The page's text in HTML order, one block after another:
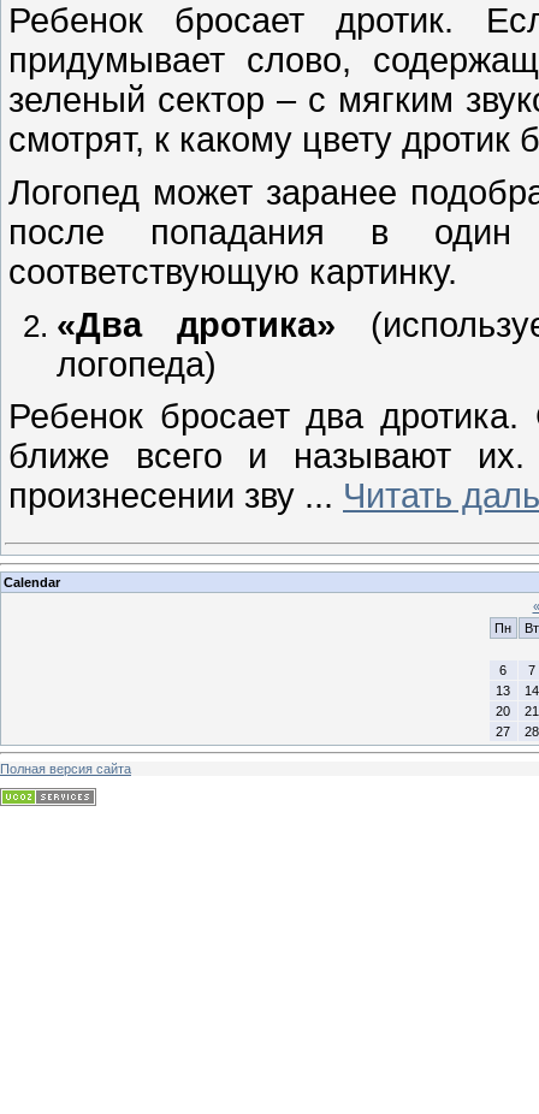
Ребенок бросает дротик.
придумывает слово,
зеленый сектор – с мягким
смотрят, к какому цвету
Логопед может заранее
после попадания в один
соответствующую картинку.
«Два дротика»
логопеда)
Ребенок бросает два
ближе всего и называют
произнесении зву ... Читать
Calendar
«
Пн
Вт
6
7
13
14
20
21
27
28
Полная версия сайта